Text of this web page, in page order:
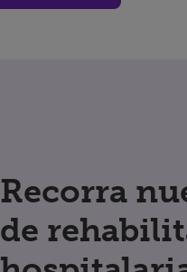
Recorra
de